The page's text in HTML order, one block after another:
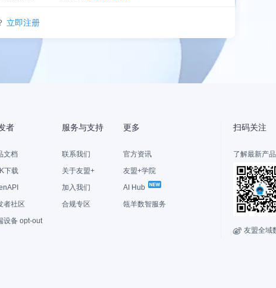
立即注册
扫码关注
了解最新产
 友盟全域
者
文档
下载
者社区
设备 opt-out
服务与支持
联系我们
关于友盟+
加入我们
合规专区
更多
官方资讯
友盟+学院
AI Hub
瓴羊数智服务